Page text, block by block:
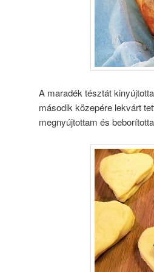
A maradék tésztát
második közepére lekvárt
megnyújtottam és